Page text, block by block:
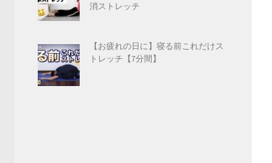
消ストレッチ
【お疲れの日に】寝る前これだけス
トレッチ【7分間】